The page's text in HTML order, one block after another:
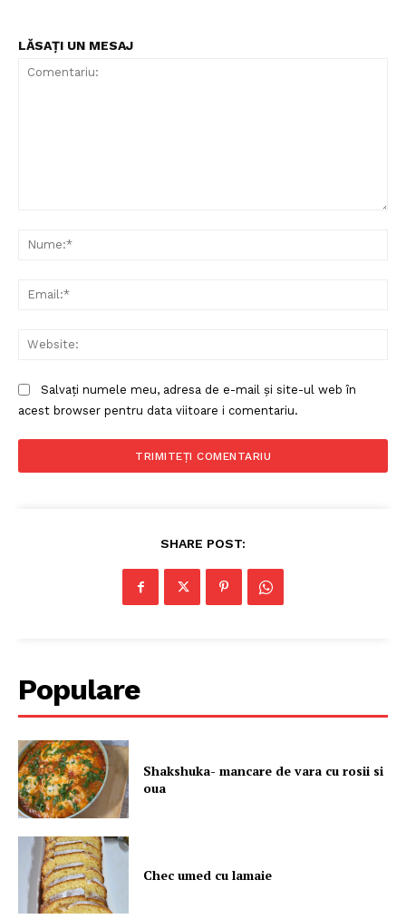
LĂSAȚI UN MESAJ
Salvați numele meu, adresa de e-mail și site-ul web în
acest browser pentru data viitoare i comentariu.
SHARE POST:
Populare
Shakshuka- mancare de vara cu rosii si
oua
Chec umed cu lamaie